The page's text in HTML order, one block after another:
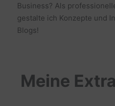
Business? Als
gestalte ich Konzepte und
Blogs!
Meine